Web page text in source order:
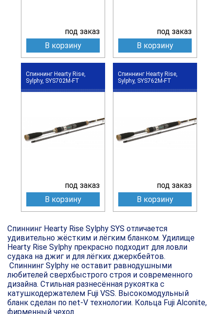
под заказ
В корзину
под заказ
В корзину
Спиннинг Hearty Rise,
Sylphy, SYS702M-FT
под заказ
В корзину
Спиннинг Hearty Rise,
Sylphy, SYS762M-FT
под заказ
В корзину
Спиннинг Hearty Rise Sylphy SYS отличается
удивительно жёстким и лёгким бланком. Удилище
Hearty Rise Sylphy прекрасно подходит для ловли
судака на джиг и для лёгких джеркбейтов.
Спиннинг Sylphy не оставит равнодушными
любителей сверхбыстрого строя и современного
дизайна. Стильная разнесённая рукоятка с
катушкодержателем Fuji VSS. Высокомодульный
бланк сделан по net-V технологии. Кольца Fuji Alconite,
фирменный чехол.